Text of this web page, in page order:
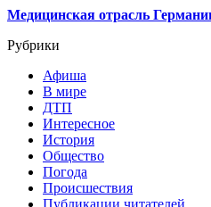
Медицинская отрасль
Рубрики
Афиша
В мире
ДТП
Интересное
История
Общество
Погода
Происшествия
Публикации читателей